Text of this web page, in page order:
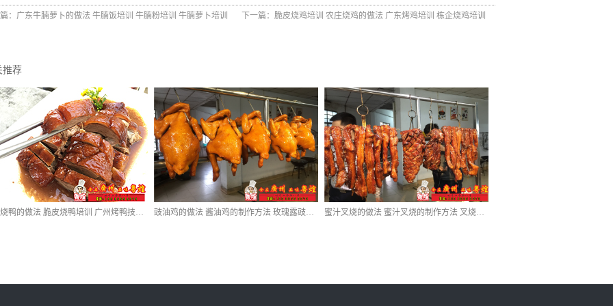
： 广东牛腩萝卜的做法 牛腩饭培训 牛腩粉培训 牛腩萝卜培训 下一篇： 脆皮烧鸡培训 农庄烧鸡的做法 广东烤鸡培训 栋企烧鸡培训
推荐
广东烧鸭的做法 脆皮烧鸭培训 广州烤鸭技术培训 烧腊培训 豉油鸡的做法 酱油鸡的制作方法 玫瑰露豉油鸡培训 蜜汁叉烧的做法 蜜汁叉烧的制作方法 叉烧肉培训 烧排骨培训